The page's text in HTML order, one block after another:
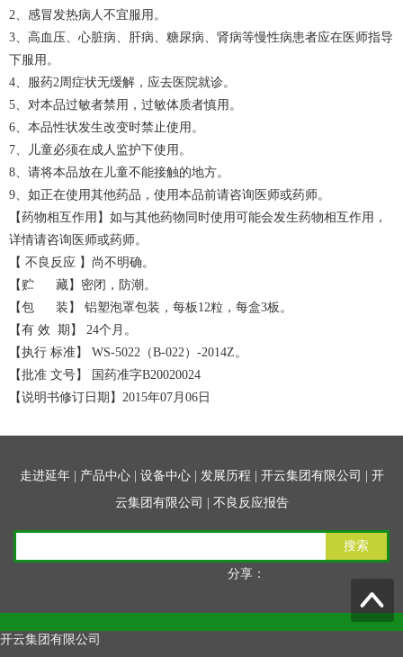
2、感冒发热病人不宜服用。
3、高血压、心脏病、肝病、糖尿病、肾病等慢性病患者应在医师指导
下服用。
4、服药2周症状无缓解，应去医院就诊。
5、对本品过敏者禁用，过敏体质者慎用。
6、本品性状发生改变时禁止使用。
7、儿童必须在成人监护下使用。
8、请将本品放在儿童不能接触的地方。
9、如正在使用其他药品，使用本品前请咨询医师或药师。
【药物相互作用】如与其他药物同时使用可能会发生药物相互作用，
详情请咨询医师或药师。
【 不良反应 】尚不明确。
【贮 藏】密闭，防潮。
【包 装】 铝塑泡罩包装，每板12粒，每盒3板。
【有 效 期】 24个月。
【执行 标准】 WS-5022（B-022）-2014Z。
【批准 文号】 国药准字B20020024
【说明书修订日期】2015年07月06日
走进延年| 产品中心| 设备中心| 发展历程 开云集团有限公司
开
云集团有限公司
不良反应报告
搜索
分享：
开云集团有限公司